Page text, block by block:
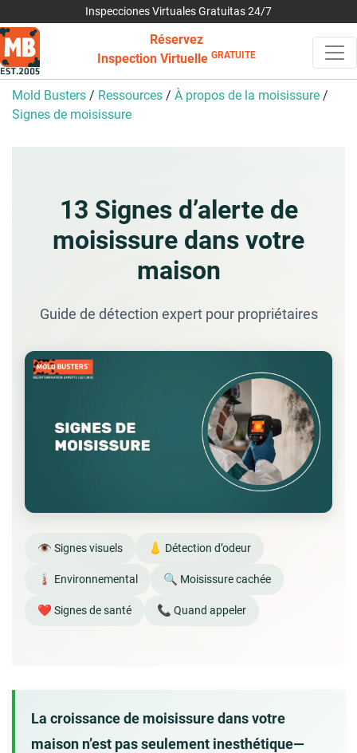
Inspecciones Virtuales Gratuitas 24/7
Réservez
Inspection Virtuelle GRATUITE
Mold Busters / Ressources / À propos de la moisissure /
Signes de moisissure
13 Signes d’alerte de
moisissure dans votre
maison
Guide de détection expert pour propriétaires
👁️ Signes visuels 👃 Détection d’odeur
🌡️ Environnemental 🔍 Moisissure cachée
❤️ Signes de santé 📞 Quand appeler
La croissance de moisissure dans votre
maison n’est pas seulement inesthétique—